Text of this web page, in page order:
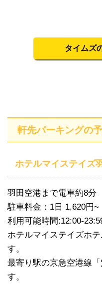
タイムズ
軒先パーキングの
ホテルマイステイズ
羽田空港まで電車約8分
駐車料金：1日 1,620円~
利用可能時間:12:00-
ホテルマイステイズホ
す。
最寄り駅の京急空港線
す。